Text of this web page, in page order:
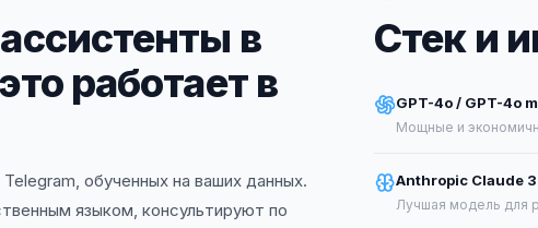
в
работает в
обученных на ваших данных.
языком, консультируют по
Стек и
GPT-4o / GPT-4o
Мощные и
Anthropic Claude
Лучшая модель для